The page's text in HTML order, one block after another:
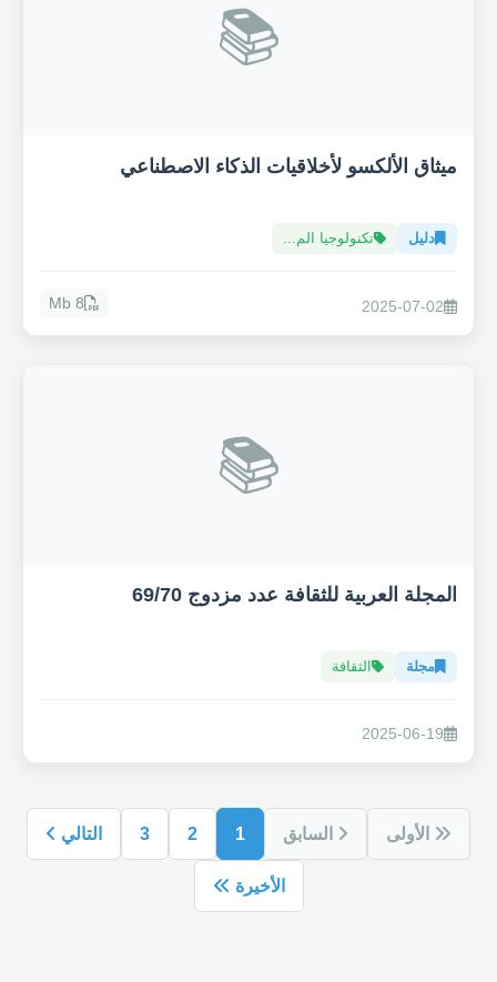
📚
ميثاق الألكسو لأخلاقيات الذكاء الاصطناعي
دليل تكنولوجيا الم...
2025-07-02
8 Mb
📚
المجلة العربية للثقافة عدد مزدوج 69/70
مجلة الثقافة
2025-06-19
الأولى السابق 1
2
3 التالي
الأخيرة